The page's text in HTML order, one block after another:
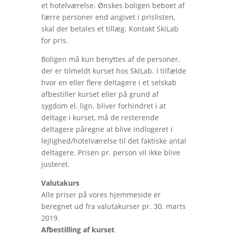
et hotelværelse. Ønskes boligen beboet af
færre personer end angivet i prislisten,
skal der betales et tillæg. Kontakt SkiLab
for pris.
Boligen må kun benyttes af de personer,
der er tilmeldt kurset hos SkiLab. I tilfælde
hvor en eller flere deltagere i et selskab
afbestiller kurset eller på grund af
sygdom el. lign. bliver forhindret i at
deltage i kurset, må de resterende
deltagere påregne at blive indlogeret i
lejlighed/hotelværelse til det faktiske antal
deltagere. Prisen pr. person vil ikke blive
justeret.
Valutakurs
Alle priser på vores hjemmeside er
beregnet ud fra valutakurser pr. 30. marts
2019.
Afbestilling af kurset